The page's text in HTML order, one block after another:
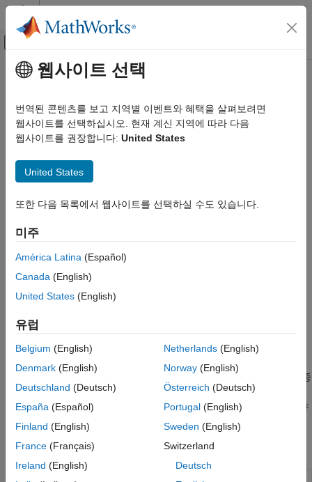
콘텐츠로 바로 가기
오프캔버스 탐색 메뉴 토글
문서 홈
Simscape Driveline
구동계(드라이브라인) 모델링
카테고리
기본 운동, 토크, 힘 모델링
구동계 액추에이션
클러치를 사용한 기어 연결(기어 커플링)
제어
기어비와 클러치 스케줄을 사용한 변속기
구동축계 외란
마찰 손실 및 열 손실
주요 콘텐츠
기어비와 클러치 스케줄을 사용한
변속기
기어와 클러치를 포함하는 복잡하고 전환 가능한 기어박스
피구동(driven) 샤프트 중 하나에 연결하거나, 여러 기어비 중
구동축계는 기어 간 전환을 위해 여러 개의 클러치를 필요로
기어 세트 중 하나를 연결합니다. 그런 다음 한 클러치의 체결을
해제하고 다른 클러치를 체결하여 다른 출력 샤프트나 기어비로
전환합니다.
체결할 수도 있습니다. 변속기는 여러 기어 세트를 동시에
체결하여 단일한 유효 기어비, 즉
변경하려면 한 클러치 세트를 체결 해제하고 다른 클러치 세트를
체결해야 합니다. 각 기어비마다 체결 및 체결 해제할 클러치
세트를
클러치 스케줄
에서 지정할 수 있습니다. 클러치 스케줄을
설계하고 클러치 압력 신호의 형태와 순서를 조정하는 작업은 종종
변속기 설계에서 가장 어려운 부분입니다. 현실적인 변속기
모델에는 마찰과 불완전한 기어 메싱으로 인한 손실도 포함되어야
합니다.
Simscape 블록
웹사이트 선택
번역된 콘텐츠를 보고 지역별 이벤트와 혜택을 살펴보려면
웹사이트를 선택하십시오. 현재 계신 지역에 따라 다음
웹사이트를 권장합니다: United States
United States
또한 다음 목록에서 웹사이트를 선택하실 수도 있습니다.
미주
América Latina (Español)
Canada (English)
United States (English)
유럽
Belgium (English)
Denmark (English)
Deutschland (Deutsch)
España (Español)
Finland (English)
France (Français)
Ireland (English)
Netherlands(English)
Norway(English)
Österreich (Deutsch)
Portugal(English)
Sweden (English)
Switzerland
Deutsch